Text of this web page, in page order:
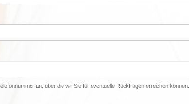
an, über die wir Sie für eventuelle Rückfragen erreichen können.